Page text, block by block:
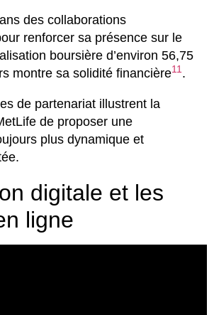
des collaborations
renforcer sa présence sur le
boursière d’environ 56,75
montre sa solidité financière11.
de partenariat illustrent la
de proposer une
plus dynamique et
digitale et les
ligne